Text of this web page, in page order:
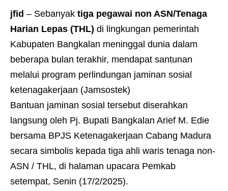
jfid – Sebanyak tiga pegawai non ASN/Tenaga
Harian Lepas (THL) di lingkungan pemerintah
Kabupaten Bangkalan meninggal dunia dalam
beberapa bulan terakhir, mendapat santunan
melalui program perlindungan jaminan sosial
ketenagakerjaan (Jamsostek)
Bantuan jaminan sosial tersebut diserahkan
langsung oleh Pj. Bupati Bangkalan Arief M. Edie
bersama BPJS Ketenagakerjaan Cabang Madura
secara simbolis kepada tiga ahli waris tenaga non-
ASN / THL, di halaman upacara Pemkab
setempat, Senin (17/2/2025).